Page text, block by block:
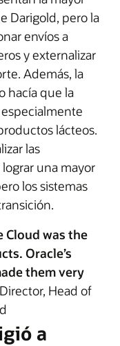
Darigold, pero la
envíos a
y externalizar
Además, la
hacía que la
lácteos.
las
una mayor
los sistemas
Cloud was the
Oracle’s
them very
Head of
a